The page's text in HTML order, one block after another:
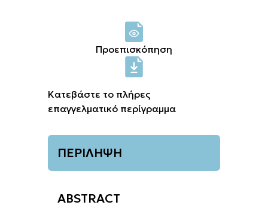
Προεπισκόπηση
Κατεβάστε το πλήρες
επαγγελματικό περίγραμμα
ΠΕΡΙΛΗΨΗ
ABSTRACT